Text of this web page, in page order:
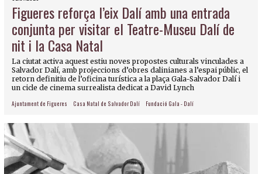
Figueres reforça l’eix Dalí amb una entrada
conjunta per visitar el Teatre-Museu Dalí de
nit i la Casa Natal
La ciutat activa aquest estiu noves propostes culturals vinculades a
Salvador Dalí, amb projeccions d’obres dalinianes a l’espai públic, el
retorn definitiu de l’oficina turística a la plaça Gala-Salvador Dalí i
un cicle de cinema surrealista dedicat a David Lynch
Ajuntament de Figueres Casa Natal de Salvador Dalí Fundació Gala - Dalí